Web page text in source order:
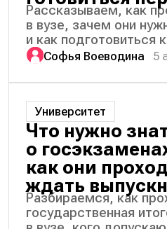
Рассказываем, как
в вузе, зачем они
и как подготовиться
Софья Воеводина 5
Университет
Что нужно
о
как они
ждать
Разбираемся, как
государственная